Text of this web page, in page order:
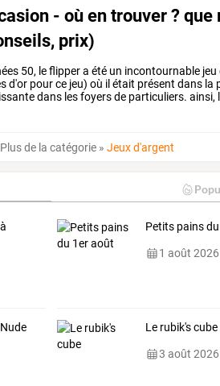
- où en trouver ? que
prix)
50, leflippera été un incontournable jeu
d'or pource jeu) où il était présent dans la
dans lesfoyersde particuliers. ainsi,
Plus de la catégorie »Jeux d'argent
Petits pains
1 août 2026
Le rubik's cube
3 août 2026